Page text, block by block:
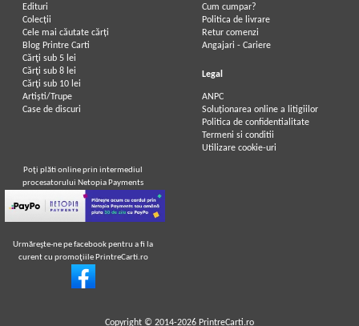
Edituri
Colecții
Cele mai căutate cărți
Blog Printre Carti
Cărţi sub 5 lei
Cărţi sub 8 lei
Cărţi sub 10 lei
Artiști/Trupe
Case de discuri
Cum cumpar?
Politica de livrare
Retur comenzi
Angajari - Cariere
Legal
ANPC
Soluționarea online a litigiilor
Politica de confidentialitate
Termeni si conditii
Utilizare cookie-uri
Poţi plăti online prin intermediul
procesatorului Netopia Payments
Urmăreşte-ne pe facebook pentru a fi la
curent cu promoţiile PrintreCarti.ro
Copyright © 2014-2026 PrintreCarti.ro